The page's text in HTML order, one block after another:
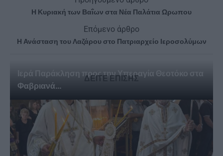
Η Κυριακή των Βαΐων στα Νέα Παλάτια Ωρωπου
Επόμενο άρθρο
Η Ανάσταση του Λαζάρου στο Πατριαρχείο Ιεροσολύμων
ΔΕΙΤΕ ΕΠΙΣΗΣ
Ιερά Παράκληση προς την Υπεραγία Θεοτόκο στα
Φαβριανά...